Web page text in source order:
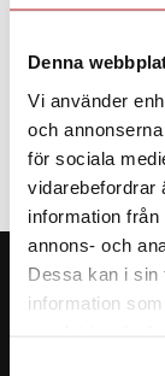
Denna
Vi använder
och
för sociala
vidarebefordrar
information
annons- och
Dessa kan i sin
information